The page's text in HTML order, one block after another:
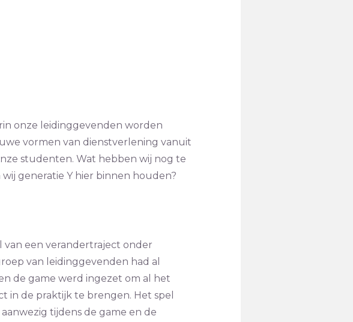
onze leidinggevenden worden
vormen van dienstverlening vanuit
studenten. Wat hebben wij nog te
generatie Y hier binnen houden?
een verandertraject onder
van leidinggevenden had al
de game werd ingezet om al het
in de praktijk te brengen. Het spel
tijdens de game en de